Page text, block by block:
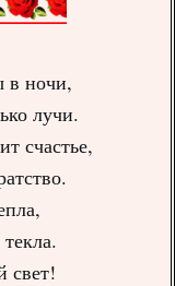
в ночи,
лучи.
счастье,
свет!